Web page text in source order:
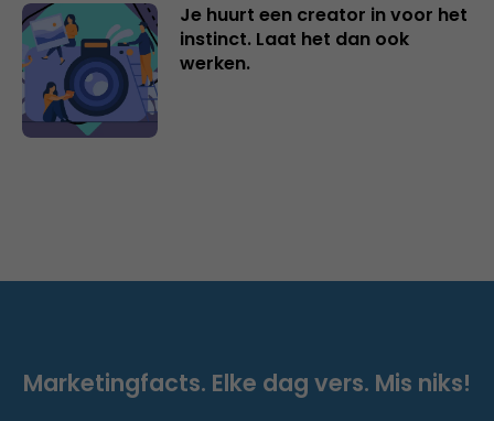
Je huurt een creator in voor het
instinct. Laat het dan ook
werken.
Marketingfacts. Elke dag vers. Mis niks!